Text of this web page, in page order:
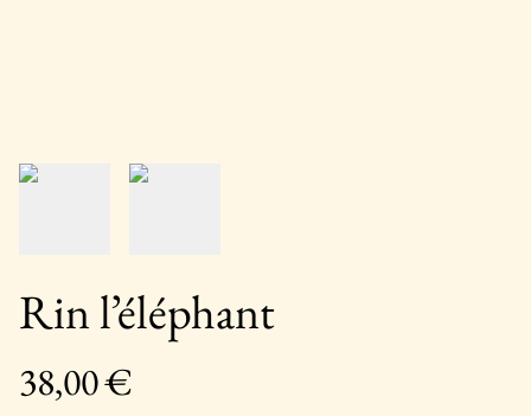
Rin l’éléphant
38,00 €